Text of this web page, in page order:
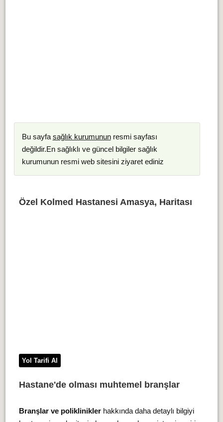
Bu sayfa sağlık kurumununresmi sayfası
değildir.En sağlıklı ve güncel bilgiler sağlık
kurumunun resmi web sitesini ziyaret ediniz
Özel Kolmed Hastanesi Amasya, Haritası
Yol Tarifi Al
Hastane'de olması muhtemel branşlar
Branşlar ve polikliniklerhakkında daha detaylı bilgiyi